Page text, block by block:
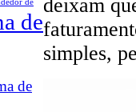
de
de
de
deixam
simples,